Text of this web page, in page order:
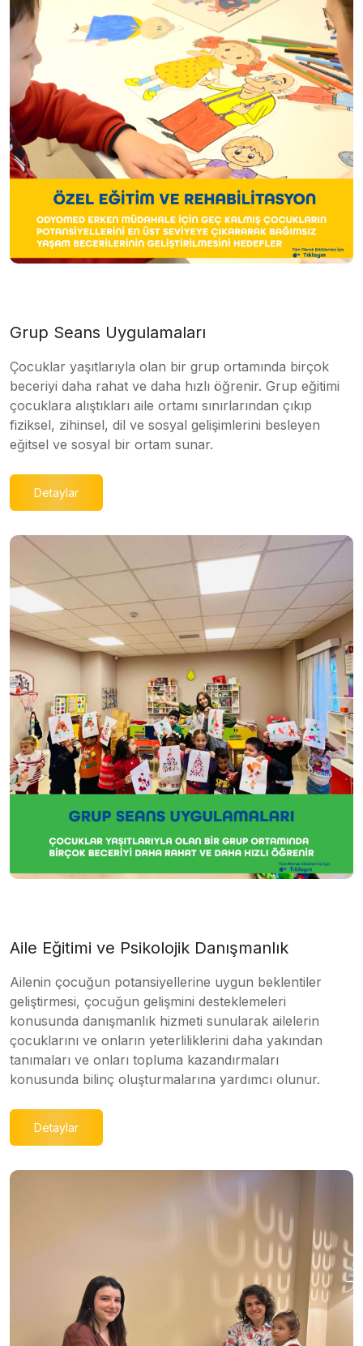
Grup Seans Uygulamaları
Çocuklar yaşıtlarıyla olan bir grup ortamında birçok
beceriyi daha rahat ve daha hızlı öğrenir. Grup eğitimi
çocuklara alıştıkları aile ortamı sınırlarından çıkıp
fiziksel, zihinsel, dil ve sosyal gelişimlerini besleyen
eğitsel ve sosyal bir ortam sunar.
Detaylar
Aile Eğitimi ve Psikolojik Danışmanlık
Ailenin çocuğun potansiyellerine uygun beklentiler
geliştirmesi, çocuğun gelişmini desteklemeleri
konusunda danışmanlık hizmeti sunularak ailelerin
çocuklarını ve onların yeterliliklerini daha yakından
tanımaları ve onları topluma kazandırmaları
konusunda bilinç oluşturmalarına yardımcı olunur.
Detaylar